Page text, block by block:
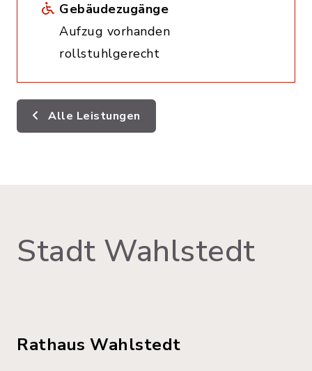
Gebäudezugänge
Aufzug vorhanden
rollstuhlgerecht
Alle Leistungen
Stadt Wahlstedt
Rathaus Wahlstedt